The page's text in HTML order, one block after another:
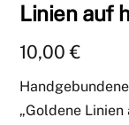
Linien auf
10,00€
„Goldene